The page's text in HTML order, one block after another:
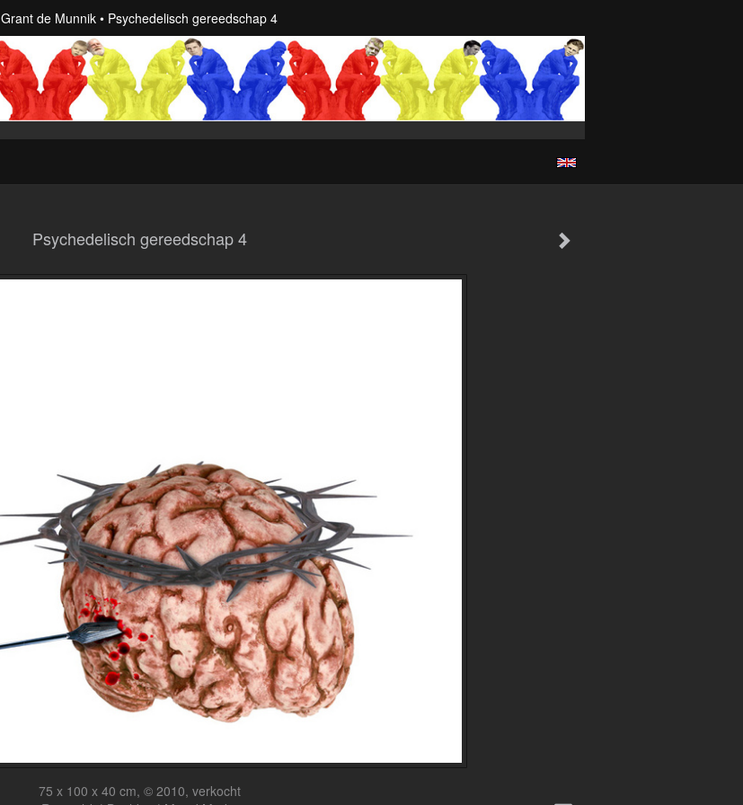
Grant de Munnik Psychedelisch gereedschap 4
Psychedelisch gereedschap 4
75 x 100 x 40 cm, © 2010, verkocht